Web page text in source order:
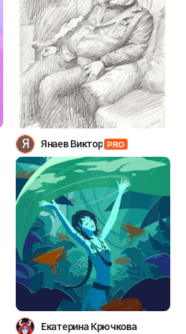
Я Янаев Виктор PRO
Екатерина Крючкова